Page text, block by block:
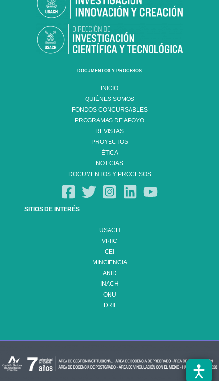
DOCUMENTOS Y PROCESOS
INICIO
QUIÉNES SOMOS
FONDOS CONCURSABLES
PROGRAMAS DE APOYO
REVISTAS
PROYECTOS
ÉTICA
NOTICIAS
DOCUMENTOS Y PROCESOS
SITIOS DE INTERÉS
USACH
VRIIC
CEI
MINCIENCIA
ANID
INACH
ONU
DRII